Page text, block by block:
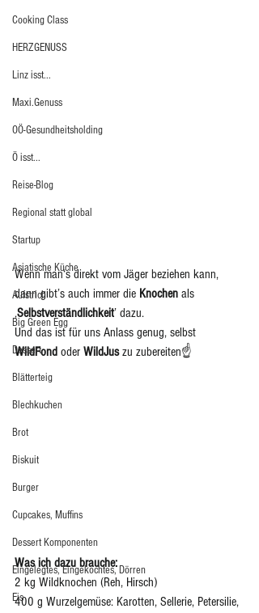
Cooking Class
HERZGENUSS
Linz isst...
Maxi.Genuss
OÖ-Gesundheitsholding
Ö isst...
Reise-Blog
Regional statt global
Startup
Asiatische Küche
Aufstrich
Big Green Egg
Dessert
Blätterteig
Blechkuchen
Brot
Biskuit
Burger
Cupcakes, Muffins
Dessert Komponenten
Eingelegtes, Eingekochtes, Dörren
Eis
Wenn man‘s direkt vom Jäger beziehen kann,
dann gibt’s auch immer die Knochen als
‚Selbstverständlichkeit’ dazu.
Und das ist für uns Anlass genug, selbst
WildFond oder WildJus zu zubereiten☝️
Was ich dazu brauche:
2 kg Wildknochen (Reh, Hirsch)
400 g Wurzelgemüse: Karotten, Sellerie, Petersilie,